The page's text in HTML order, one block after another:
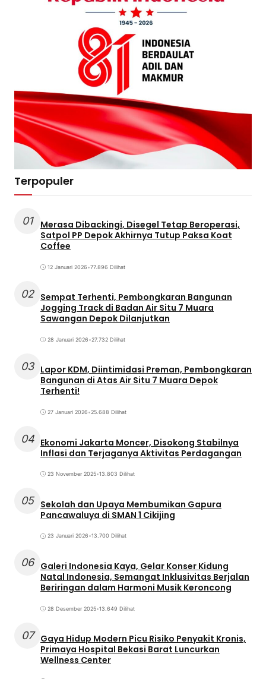
Terpopuler
01
Merasa Dibackingi, Disegel Tetap Beroperasi,
Satpol PP Depok Akhirnya Tutup Paksa Koat
Coffee
12 Januari 2026•77.896 Dilihat
02 Sempat Terhenti, Pembongkaran Bangunan
Jogging Track di Badan Air Situ 7 Muara
Sawangan Depok Dilanjutkan
28 Januari 2026•27.732 Dilihat
03 Lapor KDM, Diintimidasi Preman, Pembongkaran
Bangunan di Atas Air Situ 7 Muara Depok
Terhenti!
27 Januari 2026•25.688 Dilihat
04 Ekonomi Jakarta Moncer, Disokong Stabilnya
Inflasi dan Terjaganya Aktivitas Perdagangan
23 November 2025•13.803 Dilihat
05 Sekolah dan Upaya Membumikan Gapura
Pancawaluya di SMAN 1 Cikijing
23 Januari 2026•13.700 Dilihat
06 Galeri Indonesia Kaya, Gelar Konser Kidung
Natal Indonesia, Semangat Inklusivitas Berjalan
Beriringan dalam Harmoni Musik Keroncong
28 Desember 2025•13.649 Dilihat
07
Gaya Hidup Modern Picu Risiko Penyakit Kronis,
Primaya Hospital Bekasi Barat Luncurkan
Wellness Center